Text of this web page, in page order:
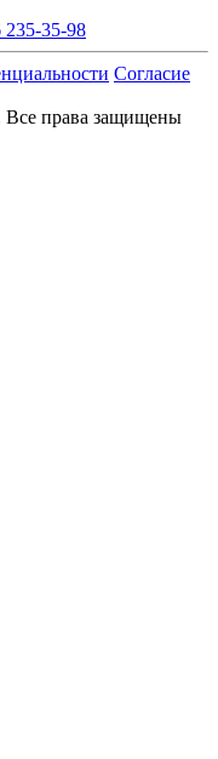
235-35-98
Согласие
права защищены